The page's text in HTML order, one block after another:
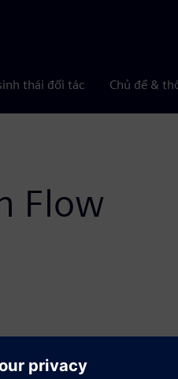
thái đối tác Chủ đề &
Flow